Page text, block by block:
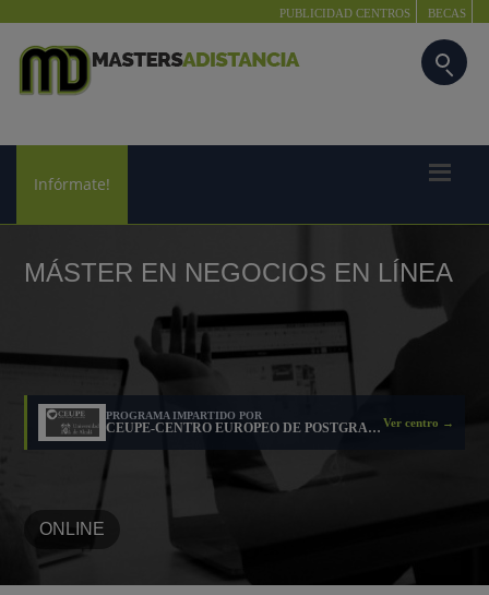
PUBLICIDAD CENTROS BECAS
Infórmate!
MÁSTER EN NEGOCIOS EN LÍNEA
PROGRAMA IMPARTIDO POR
CEUPE-CENTRO EUROPEO DE POSTGRADO Y EMPRESA Ver centro →
ONLINE